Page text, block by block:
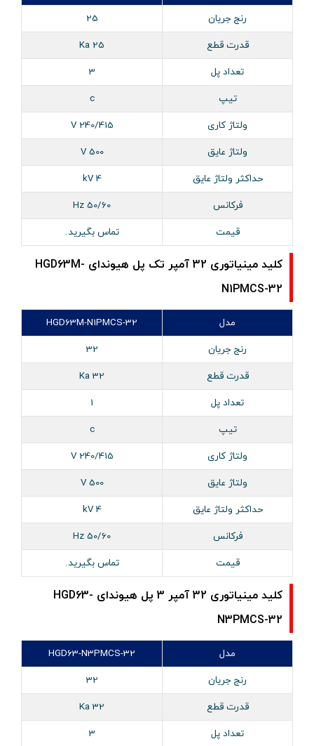
رنج جریان
25
قدرت قطع
25 Ka
تعداد پل
3
تیپ
c
ولتاژ کاری
240/415 V
ولتاژ عایق
500 V
حداکثر ولتاژ عایق
4 kV
فرکانس
50/60 Hz
قیمت
تماس بگیرید.
کلید مینیاتوری 32 آمپر تک پل هیوندای HGD63M-
N1PMCS-32
مدل
HGD63M-N1PMCS-32
رنج جریان
32
قدرت قطع
32 Ka
تعداد پل
1
تیپ
c
ولتاژ کاری
240/415 V
ولتاژ عایق
500 V
حداکثر ولتاژ عایق
4 kV
فرکانس
50/60 Hz
قیمت
تماس بگیرید.
کلید مینیاتوری 32 آمپر 3 پل هیوندای HGD63-
N3PMCS-32
مدل
HGD63-N3PMCS-32
رنج جریان
32
قدرت قطع
32 Ka
تعداد پل
3